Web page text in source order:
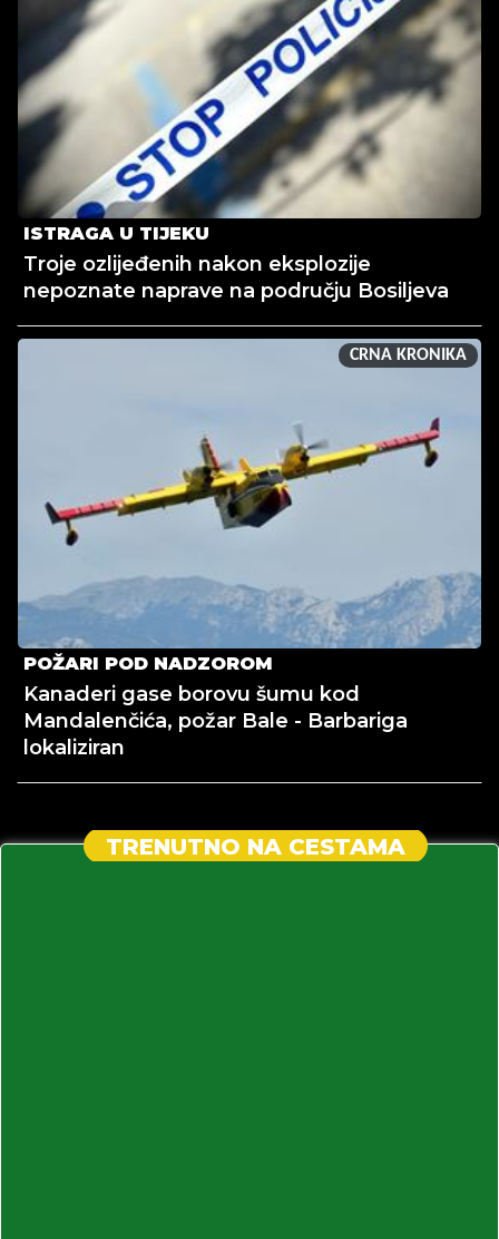
ISTRAGA U TIJEKU
Troje ozlijeđenih nakon eksplozije
nepoznate naprave na području Bosiljeva
CRNA KRONIKA
POŽARI POD NADZOROM
Kanaderi gase borovu šumu kod
Mandalenčića, požar Bale - Barbariga
lokaliziran
TRENUTNO NA CESTAMA